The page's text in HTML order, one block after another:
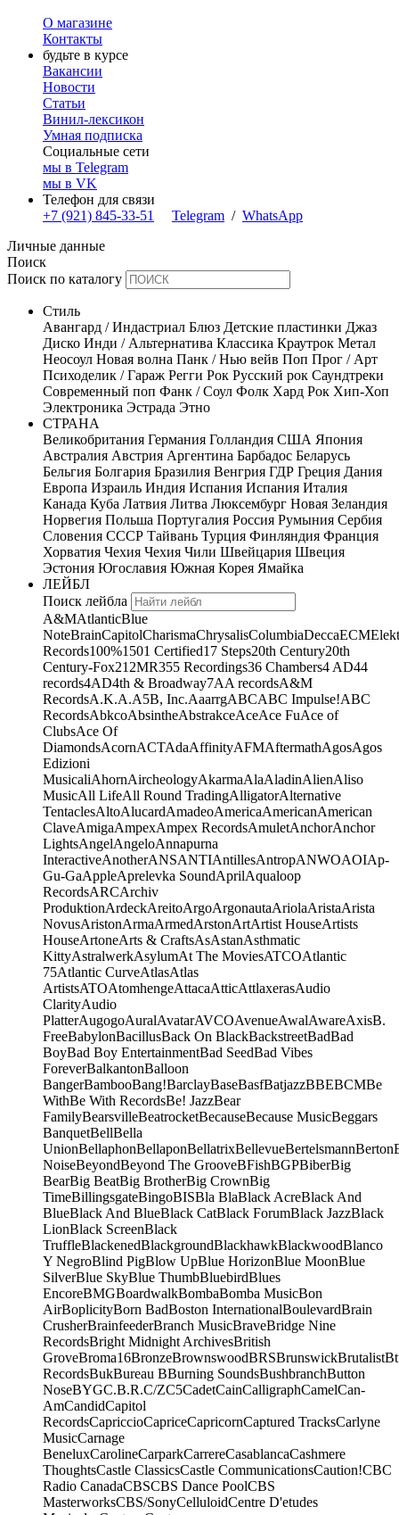
О магазине
Контакты
будьте в курсе
Вакансии
Новости
Статьи
Винил-лексикон
Умная подписка
Социальные сети
мы в Telegram
мы в VK
Телефон для связи
+7 (921) 845-33-51
Telegram / WhatsApp
Личные данные
Поиск
Поиск по каталогу
Стиль
Авангард / Индастриал Блюз Детские пластинки Джаз
Диско Инди / Альтернатива Классика Краутрок Метал
Неосоул Новая волна Панк / Нью вейв Поп Прог / Арт
Психоделик / Гараж Регги Рок Русский рок Саундтреки
Современный поп Фанк / Соул Фолк Хард Рок Хип-Хоп
Электроника Эстрада Этно
СТРАНА
Великобритания Германия Голландия США Япония
Австралия Австрия Аргентина Барбадос Беларусь
Бельгия Болгария Бразилия Венгрия ГДР Греция Дания
Европа Израиль Индия Испания Испания Италия
Канада Куба Латвия Литва Люксембург Новая Зеландия
Норвегия Польша Португалия Россия Румыния Сербия
Словения СССР Тайвань Турция Финляндия Франция
Хорватия Чехия Чехия Чили Швейцария Швеция
Эстония Югославия Южная Корея Ямайка
ЛЕЙБЛ
Поиск лейбла
A&MAtlanticBlue
NoteBrainCapitolCharismaChrysalisColumbiaDeccaECM
Records100%1501 Certified17 Steps20th Century20th
Century-Fox21 2MR355 Recordings36 Chambers4 AD44
records4AD4th & Broadway7AA recordsA&M
RecordsA.K.A.A5B, Inc.AaarrgABCABC Impulse!ABC
RecordsAbkcoAbsintheAbstrakceAceAce FuAce of
ClubsAce Of
DiamondsAcornACTAdaAffinityAFMAftermathAgosAgos
Edizioni
MusicaliAhornAircheologyAkarmaAlaAladinAlienAliso
MusicAll LifeAll Round TradingAlligatorAlternative
TentaclesAltoAlucardAmadeoAmericaAmericanAmerican
ClaveAmigaAmpexAmpex RecordsAmuletAnchorAnchor
LightsAngelAngeloAnnapurna
InteractiveAnotherANSANTIAntillesAntropANWOAOIAp-
Gu-GaAppleAprelevka SoundAprilAqualoop
RecordsARCArchiv
ProduktionArdeckAreitoArgoArgonautaAriolaAristaArista
NovusAristonArmaArmedArstonArtArtist HouseArtists
HouseArtoneArts & CraftsAsAstanAsthmatic
KittyAstralwerkAsylumAt The MoviesATCOAtlantic
75Atlantic CurveAtlasAtlas
ArtistsATOAtomhengeAttacaAtticAttlaxerasAudio
ClarityAudio
PlatterAugogoAuralAvatarAVCOAvenueAwalAwareAxisB.
FreeBabylonBacillusBack On BlackBackstreetBadBad
BoyBad Boy EntertainmentBad SeedBad Vibes
ForeverBalkantonBalloon
BangerBambooBang!BarclayBaseBasfBatjazzBBEBCMBe
WithBe With RecordsBe! JazzBear
FamilyBearsvilleBeatrocketBecauseBecause MusicBeggars
BanquetBellBella
UnionBellaphonBellaponBellatrixBellevueBertelsmannBerton
NoiseBeyondBeyond The GrooveBFishBGPBiberBig
BearBig BeatBig BrotherBig CrownBig
TimeBillingsgateBingoBISBla BlaBlack AcreBlack And
BlueBlack And BlueBlack CatBlack ForumBlack JazzBlack
LionBlack ScreenBlack
TruffleBlackenedBlackgroundBlackhawkBlackwoodBlanco
Y NegroBlind PigBlow UpBlue HorizonBlue MoonBlue
SilverBlue SkyBlue ThumbBluebirdBlues
EncoreBMGBoardwalkBombaBomba MusicBon
AirBoplicityBorn BadBoston InternationalBoulevardBrain
CrusherBrainfeederBranch MusicBraveBridge Nine
RecordsBright Midnight ArchivesBritish
GroveBroma16BronzeBrownswoodBRSBrunswickBrutalist
RecordsBukBureau BBurning SoundsBushbranchButton
NoseBYGC.B.R.C/ZC5CadetCainCalligraphCamelCan-
AmCandidCapitol
RecordsCapriccioCapriceCapricornCaptured TracksCarlyne
MusicCarnage
BeneluxCarolineCarparkCarrereCasablancaCashmere
ThoughtsCastle ClassicsCastle CommunicationsCaution!CBC
Radio CanadaCBSCBS Dance PoolCBS
MasterworksCBS/SonyCelluloidCentre D'etudes